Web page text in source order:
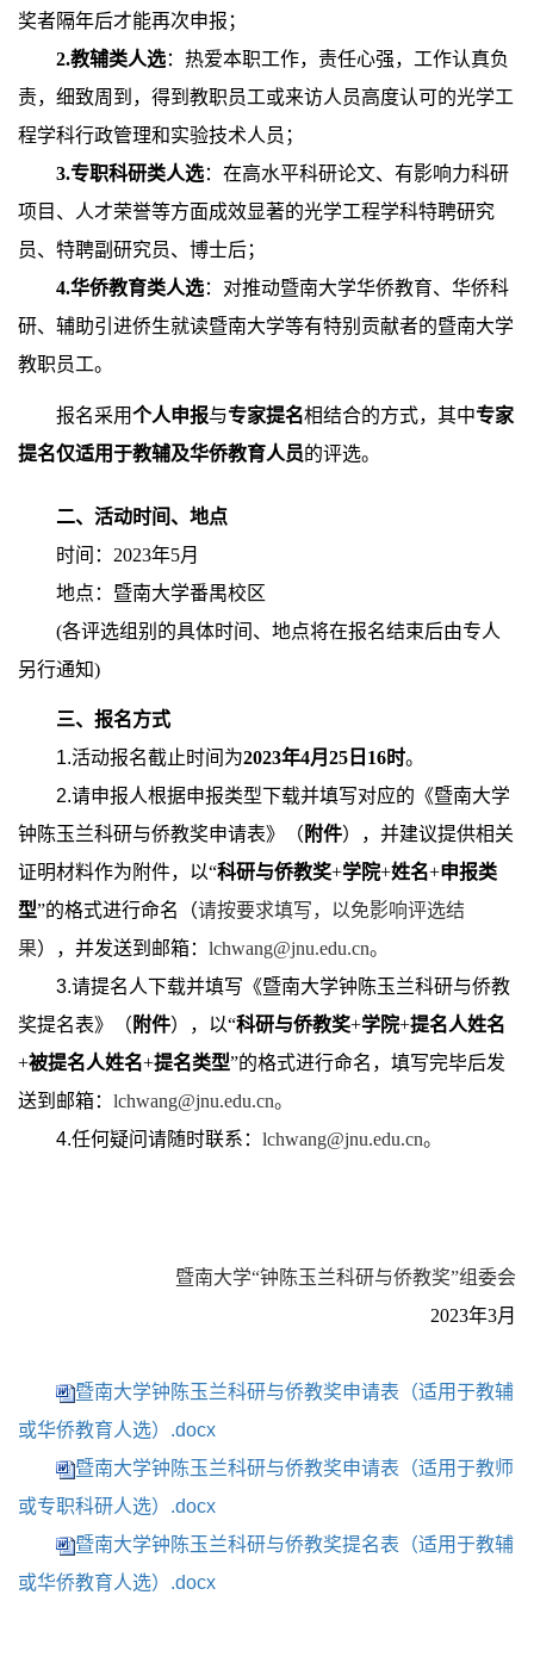
奖者隔年后才能再次申报；
2.教辅类人选：热爱本职工作，责任心强，工作认真负
责，细致周到，得到教职员工或来访人员高度认可的光学工
程学科行政管理和实验技术人员；
3.专职科研类人选：在高水平科研论文、有影响力科研
项目、人才荣誉等方面成效显著的光学工程学科特聘研究
员、特聘副研究员、博士后；
4.华侨教育类人选：对推动暨南大学华侨教育、华侨科
研、辅助引进侨生就读暨南大学等有特别贡献者的暨南大学
教职员工。
报名采用个人申报与专家提名相结合的方式，其中专家
提名仅适用于教辅及华侨教育人员的评选。
二、活动时间、地点
时间： 2023年5月
地点：暨南大学番禺校区
(各评选组别的具体时间、地点将在报名结束后由专人
另行通知)
三、报名方式
1.活动报名截止时间为2023年4月 25日 16时。
2.请申报人根据申报类型下载并填写对应的《暨南大学
钟陈玉兰科研与侨教奖申请表》（ 附件），并建议提供相关
证明材料作为附件，以“科研与侨教奖+学院+姓名+申报类
型”的格式进行命名（请按要求填写，以免影响评选结
果），并发送到邮箱： lchwang@jnu.edu.cn。
3.请提名人下载并填写《暨南大学钟陈玉兰科研与侨教
奖提名表》（ 附件），以“科研与侨教奖+学院+提名人姓名
+被提名人姓名+提名类型”的格式进行命名，填写完毕后发
送到邮箱： lchwang@jnu.edu.cn。
4.任何疑问请随时联系： lchwang@jnu.edu.cn。
暨南大学“钟陈玉兰科研与侨教奖”组委会
2023年3月
暨南大学钟陈玉兰科研与侨教奖申请表（适用于教辅
或华侨教育人选）.docx
暨南大学钟陈玉兰科研与侨教奖申请表（适用于教师
或专职科研人选）.docx
暨南大学钟陈玉兰科研与侨教奖提名表（适用于教辅
或华侨教育人选）.docx